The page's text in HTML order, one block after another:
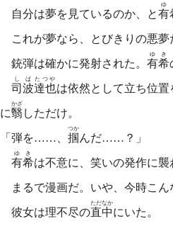
自分は夢を見ているのか、と有
ゆ
これが夢なら、とびきりの悪夢
銃弾は確かに発射された。 有希
ゆき
司波
しば
達也
たつや
は依然として立ち位
に翳
かざ
しただけ。
「弾を……、 掴
つか
んだ……？」
有希
ゆき
は不意に、笑いの発作に襲
まるで漫画だ。いや、今時こん
彼女は理不尽の直中
ただなか
にいた。